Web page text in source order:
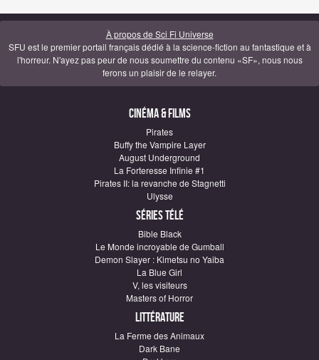
À propos de Sci Fi Universe
SFU est le premier portail français dédié à la science-fiction au fantastique et à
l'horreur. N'ayez pas peur de nous soumettre du contenu «SF», nous nous
ferons un plaisir de le relayer.
Cinéma & Films
Pirates
Buffy the Vampire Layer
August Underground
La Forteresse Infinie #1
Pirates II: la revanche de Stagnetti
Ulysse
Séries télé
Bible Black
Le Monde incroyable de Gumball
Demon Slayer : Kimetsu no Yaiba
La Blue Girl
V, les visiteurs
Masters of Horror
Littérature
La Ferme des Animaux
Dark Bane